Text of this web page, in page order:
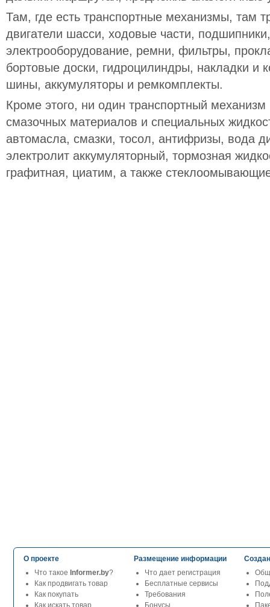
Там, где есть транспортные механизмы, там
двигатели шасси, ходовые части,
электрооборудование, ремни, фильтры,
бортовые доски, гидроцилиндры, накладки и
шины, аккумуляторы и ремкомплекты.
Кроме этого, ни один транспортный механизм
смазочных материалов и специальных
автомасла, смазки, тосол, антифризы, вода
электролит аккумуляторный, тормозная
графитная, циатим, а также
О проекте
Что такое Informer.by?
Как продвигать товар
Как покупать
Размещение информации
Что дает регистрация
Бесплатные сервисы
Требования